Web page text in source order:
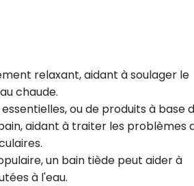
relaxant, aidant à soulager le
chaude.
ou de produits à base
aidant à traiter les problèmes
un bain tiède peut aider à
à l'eau.